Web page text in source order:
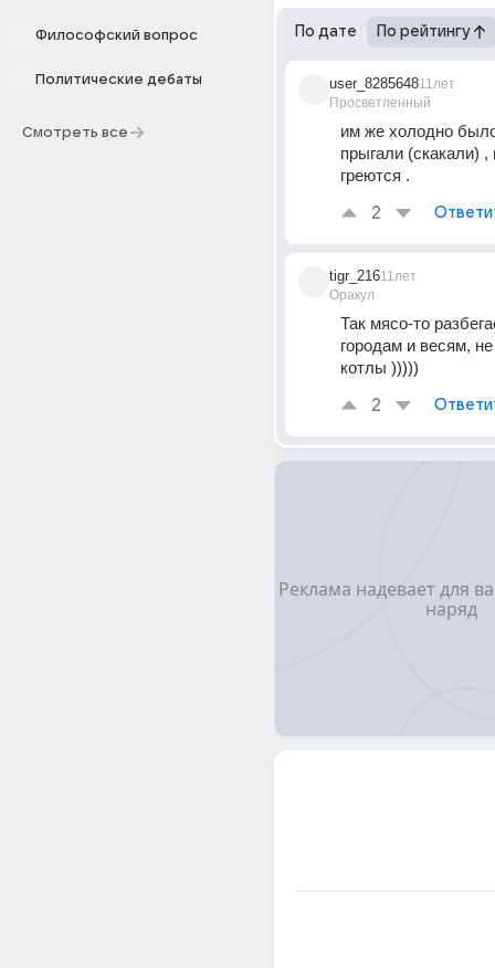
Философский вопрос
Политические дебаты
Смотреть все
По дате По рейтингу
user_8285648
Просветленный
11лет
им же холодно
прыгали (скакали) ,
греются .
2
tigr_216
Оракул
11лет
Так мясо-то
городам и весям,
котлы )))))
2